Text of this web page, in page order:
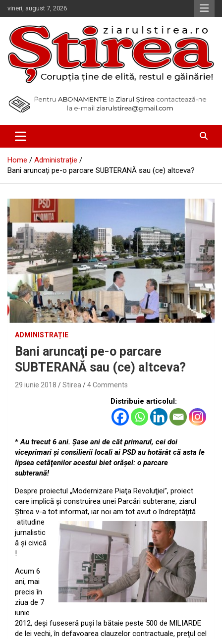
Skip
to
content
vineri, august 7, 2026
Ziarul Știrea
Home
Administrație
Bani aruncaţi pe-o parcare SUBTERANĂ sau (ce) altceva?
ADMINISTRAȚIE
Bani aruncaţi pe-o parcare
SUBTERANĂ sau (ce) altceva?
29 iunie 2018 Stirea 4 Comments
Distribuie articolul:
*Au trecut 6 ani. Şase ani de cât primarul, cei doi
viceprimari şi consilierii locali ai PSD au hotărât că asta le
lipsea cetăţenilor acestui biet orăşel: o parcare
subterană!
Despre proiectul „Modernizare Piaţa Revoluţiei”, proiect
care implică şi construirea unei Parcări subterane, ziarul
Ştirea v-a tot informat, iar noi am tot avut o îndreptăţită
atitudine
jurnalistic
ă şi civică
!
Acum 6
ani, mai
precis în
ziua de 7
iunie
2012, deşi fuseseră puşi la bătaie peste 500 de MILIARDE
de lei vechi, în defavoarea clauzelor contractuale, preţul cel